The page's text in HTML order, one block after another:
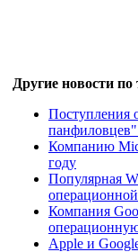
Другие новости по
Поступления
Компанию
году
Популярная
Компания
Apple и